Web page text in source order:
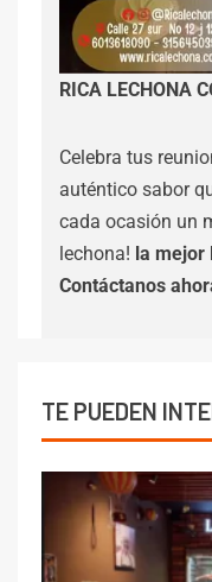
RICA LECHONA
Celebra tus
auténtico sabor
cada ocasión un
lechona! la mejor
Contáctanos
TE PUEDEN